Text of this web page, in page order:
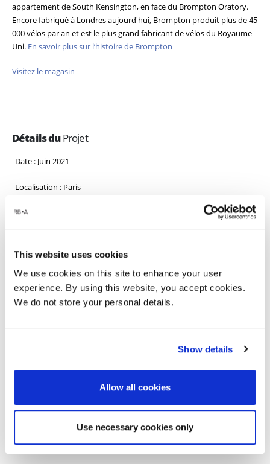
This website uses cookies
We use cookies on this site to enhance your user
experience. By using this website, you accept cookies.
We do not store your personal details.
Show details
Allow all cookies
Use necessary cookies only
appartement de South Kensington, en face du Brompton Oratory.
Encore fabriqué à Londres aujourd'hui, Brompton produit plus de 45
000 vélos par an et est le plus grand fabricant de vélos du Royaume-
Uni. En savoir plus sur l’histoire de Brompton
Visitez le magasin
Détails duProjet
Date : Juin 2021
Localisation : Paris
Surface : -
Projets Liés